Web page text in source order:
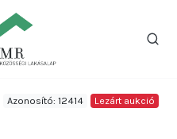
Azonosító: 12414 Lezárt aukció